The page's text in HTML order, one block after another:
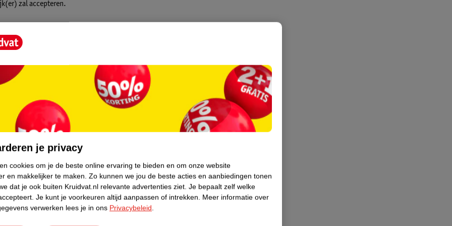
zal accepteren.
het donker. De grootte van het fopspeen
vanaf 6 maanden.
mooi past op het gezicht van je
neus. Door de gaatjes is er extra
zijn er in vele trendy printjes en
om te controleren of dit
je privacy
cookies om je de beste online ervaring te bieden en om onze website
en makkelijker te maken. Zo kunnen we jou de beste acties en aanbiedingen tonen
dat je ook buiten Kruidvat.nl relevante advertenties ziet. Je bepaalt zelf welke
Je kunt je voorkeuren altijd aanpassen of intrekken. Meer informatie over
verwerken lees je in ons Privacybeleid.